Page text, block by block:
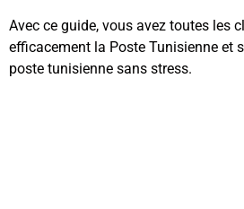
Avec ce guide, vous avez toutes les
efficacement la Poste Tunisienne et
poste tunisienne sans stress.